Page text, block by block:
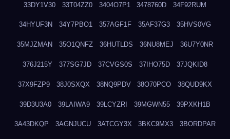
33DY1V30 33T04ZZ0 3404O7P1 3478760D 34F92RUM
34HYUF3N 34Y7PBO1 357AGF1F 35AF37G3 35HVS0VG
35MJZMAN 35O1QNFZ 36HUTLDS 36NU8MEJ 36U7Y0NR
376J215Y 377SG7JD 37CVGS0S 37IHO75D 37JQKID8
37X9FZP9 38J0SXQX 38NQ9PDV 38O70PCO 38QUD9KX
39D3U3A0 39LAIWA9 39LCYZRI 39MGWN55 39PXKH1B
3A43DKQP 3AGNJUCU 3ATCGY3X 3BKC9MX3 3BORDPAR